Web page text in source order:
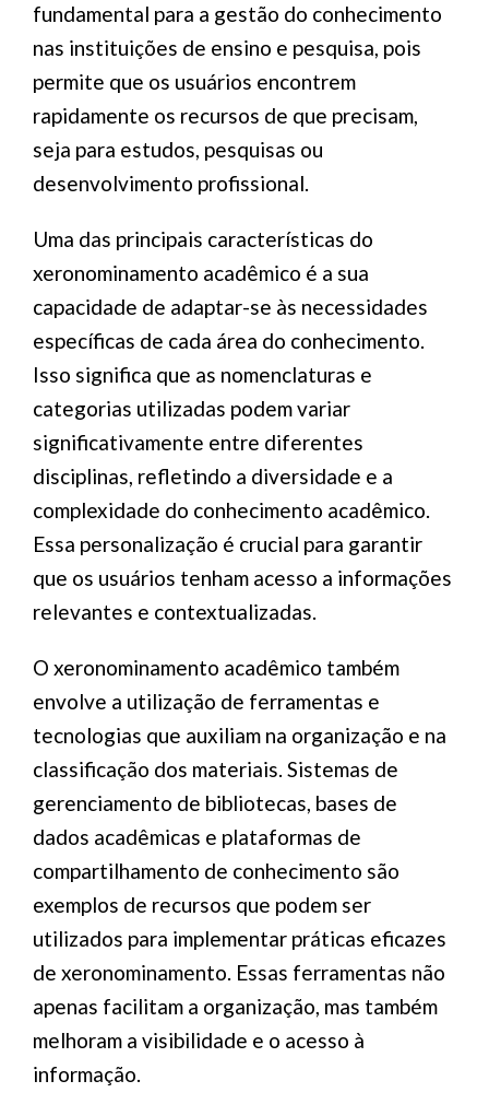
fundamental para a gestão do conhecimento
nas instituições de ensino e pesquisa, pois
permite que os usuários encontrem
rapidamente os recursos de que precisam,
seja para estudos, pesquisas ou
desenvolvimento profissional.
Uma das principais características do
xeronominamento acadêmico é a sua
capacidade de adaptar-se às necessidades
específicas de cada área do conhecimento.
Isso significa que as nomenclaturas e
categorias utilizadas podem variar
significativamente entre diferentes
disciplinas, refletindo a diversidade e a
complexidade do conhecimento acadêmico.
Essa personalização é crucial para garantir
que os usuários tenham acesso a informações
relevantes e contextualizadas.
O xeronominamento acadêmico também
envolve a utilização de ferramentas e
tecnologias que auxiliam na organização e na
classificação dos materiais. Sistemas de
gerenciamento de bibliotecas, bases de
dados acadêmicas e plataformas de
compartilhamento de conhecimento são
exemplos de recursos que podem ser
utilizados para implementar práticas eficazes
de xeronominamento. Essas ferramentas não
apenas facilitam a organização, mas também
melhoram a visibilidade e o acesso à
informação.